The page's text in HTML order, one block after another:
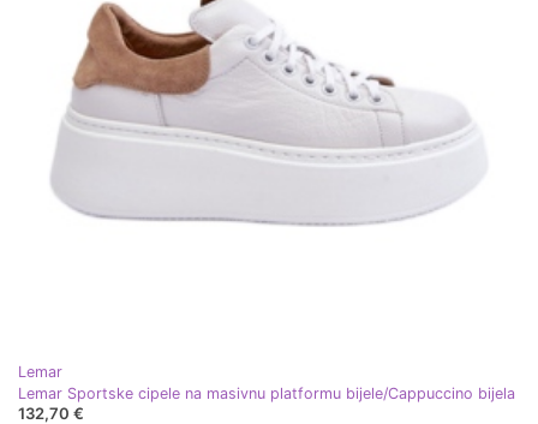
Lemar
Lemar Sportske cipele na masivnu platformu bijele/Cappuccino bijela
132,70 €